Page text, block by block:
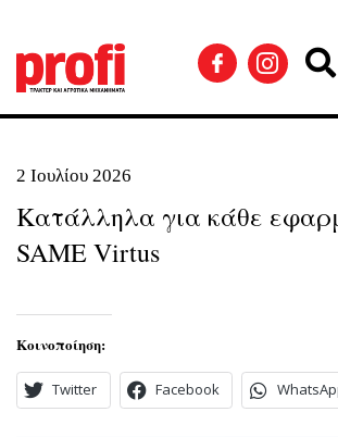
2 Ιουλίου 2026
Κατάλληλα για κάθε
SAME Virtus
Κοινοποίηση:
Twitter Facebook